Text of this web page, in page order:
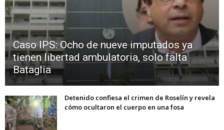
Caso IPS: Ocho de nueve imputados ya
tienen libertad ambulatoria, solo falta
Bataglia
Detenido confiesa el crimen de Roselín y revela
cómo ocultaron el cuerpo en una fosa